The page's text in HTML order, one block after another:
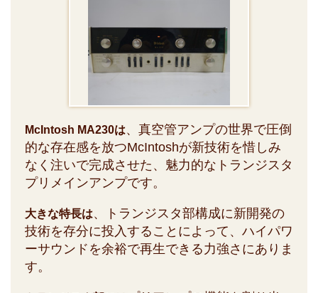
McIntosh MA230は、真空管アンプの世界で圧倒
的な存在感を放つMcIntoshが新技術を惜しみ
なく注いで完成させた、魅力的なトランジスタ
プリメインアンプです。
大きな特長は、トランジスタ部構成に新開発の
技術を存分に投入することによって、ハイパワ
ーサウンドを余裕で再生できる力強さにありま
す。